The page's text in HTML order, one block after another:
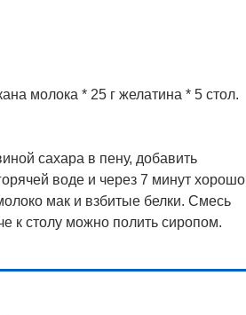
молока * 25 г желатина * 5 стол.
сахара в пену, добавить
воде и через 7 минут хорошо
мак и взбитые белки. Смесь
к столу можно полить сиропом.